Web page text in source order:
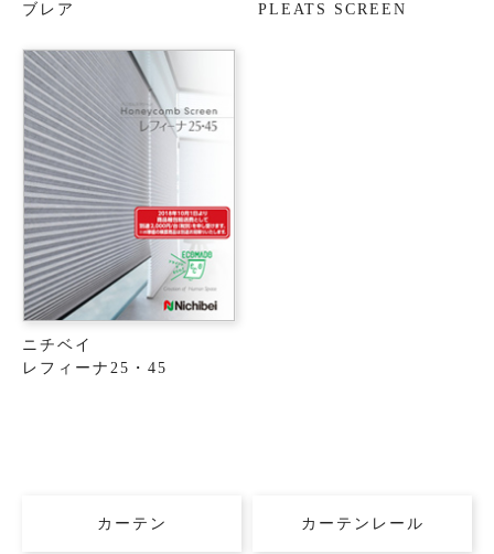
ブレア
PLEATS SCREEN
ニチベイ
レフィーナ25・45
カーテン カーテンレール